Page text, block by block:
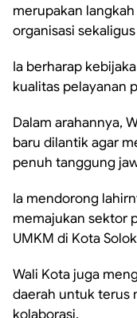
merupakan
organisasi
Ia berharap
kualitas pelayanan
Dalam arahannya,
baru dilantik agar
penuh tanggung
Ia mendorong
memajukan sektor
UMKM di Kota
Wali Kota juga
daerah untuk terus
kolaborasi.